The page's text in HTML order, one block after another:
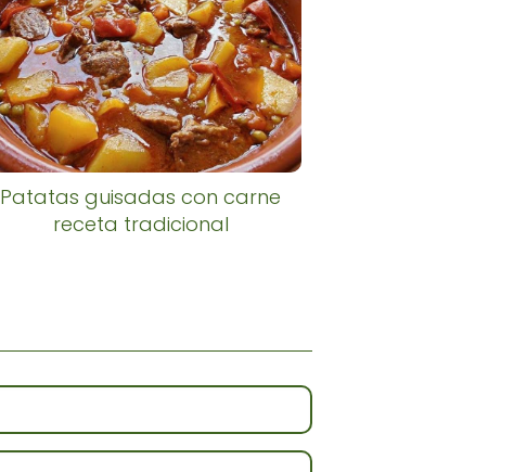
Patatas guisadas con carne
receta tradicional